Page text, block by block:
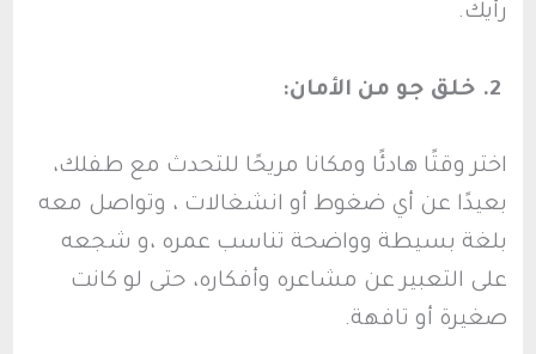
رأيك.
اختر وقتًا هادئًا ومكانا مريحًا للتحدث مع طفلك،
بعيدًا عن أي ضغوط أو انشغالات ، وتواصل معه
بلغة بسيطة وواضحة تناسب عمره ،و شجعه
على التعبير عن مشاعره وأفكاره، حتى لو كانت
صغيرة أو تافهة.